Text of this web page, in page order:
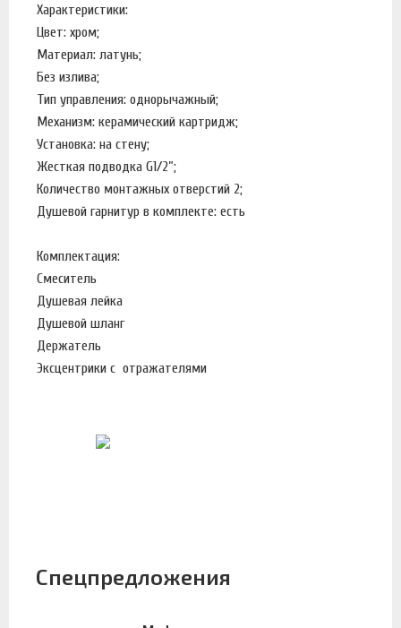
Характеристики:
Цвет: хром;
Материал: латунь;
Без излива;
Тип управления: однорычажный;
Механизм: керамический картридж;
Установка: на стену;
Жесткая подводка G1/2”;
Количество монтажных отверстий 2;
Душевой гарнитур в комплекте: есть
Комплектация:
Смеситель
Душевая лейка
Душевой шланг
Держатель
Эксцентрики с отражателями
Спецпредложения